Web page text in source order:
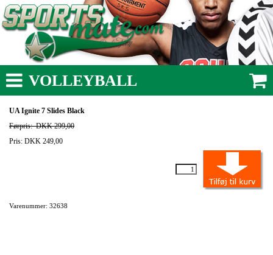
VOLLEYBALL
UA Ignite 7 Slides Black
Førpris:DKK 299,00
Pris: DKK 249,00
Varenummer: 32638